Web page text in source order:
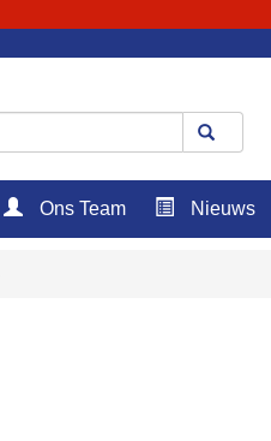
Ons Team Nieuws